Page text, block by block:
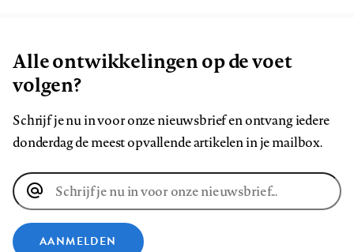
Alle ontwikkelingen op de voet
volgen?
Schrijf je nu in voor onze nieuwsbrief en ontvang iedere
donderdag de meest opvallende artikelen in je mailbox.
E-
mailadres
AANMELDEN